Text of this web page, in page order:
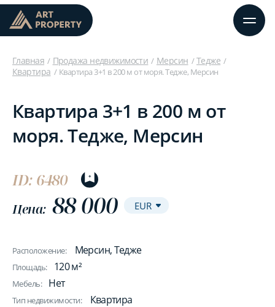
Главная Продажа недвижимости Мерсин
Тедже
Квартира
Квартира 3+1 в 200 м от моря. Тедже, Мерсин
Квартира 3+1 в 200 м от
моря. Тедже, Мерсин
ID: 6480
Цена: 88 000
Расположение: Мерсин, Тедже
Площадь: 120 м²
Мебель: Нет
Тип недвижимости: Квартира